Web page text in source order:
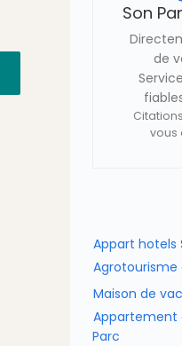
Son
de
vous
Appart hotels
Agrotourisme
Maison de
Appartement
Parc